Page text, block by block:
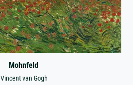
Mohnfeld
Vincent van Gogh